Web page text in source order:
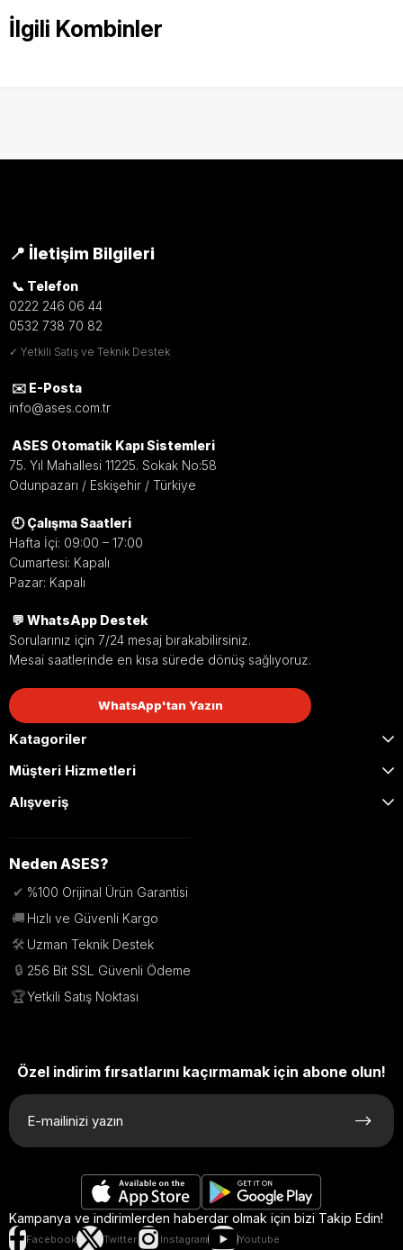
İlgili Kombinler
📍 İletişim Bilgileri
📞 Telefon
0222 246 06 44
0532 738 70 82
✓ Yetkili Satış ve Teknik Destek
✉️ E-Posta
info@ases.com.tr
ASES Otomatik Kapı Sistemleri
75. Yıl Mahallesi 11225. Sokak No:58
Odunpazarı / Eskişehir / Türkiye
🕘 Çalışma Saatleri
Hafta İçi: 09:00 – 17:00
Cumartesi: Kapalı
Pazar: Kapalı
💬 WhatsApp Destek
Sorularınız için 7/24 mesaj bırakabilirsiniz.
Mesai saatlerinde en kısa sürede dönüş sağlıyoruz.
WhatsApp'tan Yazın
Katagoriler
Müşteri Hizmetleri
Alışveriş
Neden ASES?
✔ %100 Orijinal Ürün Garantisi
🚚 Hızlı ve Güvenli Kargo
🛠️ Uzman Teknik Destek
🔒 256 Bit SSL Güvenli Ödeme
🏆Yetkili Satış Noktası
Özel indirim fırsatlarını kaçırmamak için abone olun!
Kampanya ve indirimlerden haberdar olmak için bizi Takip Edin!
Facebook Twitter Instagram Youtube